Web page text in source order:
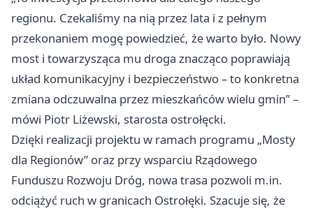
regionu. Czekaliśmy na nią przez lata i z pełnym
przekonaniem mogę powiedzieć, że warto było. Nowy
most i towarzysząca mu droga znacząco poprawiają
układ komunikacyjny i bezpieczeństwo – to konkretna
zmiana odczuwalna przez mieszkańców wielu gmin” –
mówi Piotr Liżewski, starosta ostrołęcki.
Dzięki realizacji projektu w ramach programu „Mosty
dla Regionów” oraz przy wsparciu Rządowego
Funduszu Rozwoju Dróg, nowa trasa pozwoli m.in.
odciążyć ruch w granicach Ostrołęki. Szacuje się, że